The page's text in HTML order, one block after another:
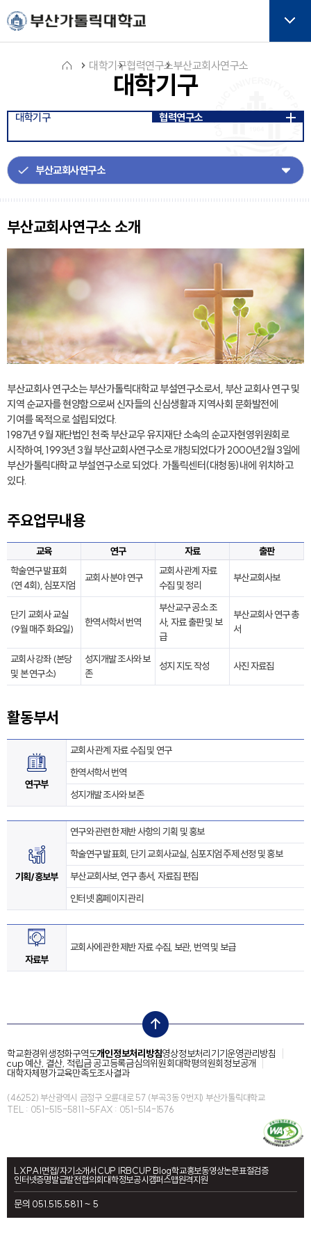
주메뉴로 가기
본문으로 가기
하단으로 가기
대학기구
이
콘
대학기구협력연구소부산교회사연구소
대학기구 협력연구소
부산교회사연구소 소개
부산교회사 연구소는 부산가톨릭대학교 부설연구소로서, 부산 교회사 연구 및
지역 순교자를 현양함으로써 신자들의 신심생활과 지역사회 문화발전에
기여를 목적으로 설립되었다.
1987년 9월 재단법인 천죽 부산교우 유지재단 소속의 순교자현영위원회로
시작하여, 1993년 3월 부산교회사연구소로 개칭되었다가 2000년2월 3일에
부산가톨릭대학교 부설연구소로 되었다. 가톨릭센터(대청동)내에 위치하고
있다.
주요업무내용
교육 연구 자료
출판
학술연구 발표회
(연 4회), 심포지엄
교회사 분야 연구
교회사 관계 자료
수집 및 정리
부산교회사보
단기 교회사 교실
(9월 매주 화요일)
한역서학서 번역
부산교구 공소 조
사, 자료 출판 및 보
급
부산교회사 연구 총
서
교회사 강좌 (본당
및 본 연구소)
성지개발 조사와 보
존
성지 지도 작성 사진 자료집
활동부서
연구부
교회사 관계 자료 수집 및 연구
한역서학서 번역
성지개발 조사와 보존
기획/홍보부
연구와 관련한 제반 사항의 기획 및 홍보
학술연구 발표회, 단기 교회사교실, 심포지엄 주제 선정 및 홍보
부산교회사보, 연구 총서, 자료집 편집
인터넷 홈페이지 관리
자료부
교회사에 관한 제반 자료 수집, 보관, 번역 및 보급
top
학교환경위생정화구역도개인정보처리방침영상정보처리기기운영관리방침
cup 예산, 결산, 적립금 공고등록금심의위원회대학평의원회정보공개
대학자체평가교육만족도조사결과
(46252) 부산광역시 금정구 오륜대로 57 (부곡3동 9번지) 부산가톨릭대학교
TEL : 051-515-5811~5FAX : 051-514-1576
LXPAI면접/자기소개서CUP IRBCUP Blog학교홍보동영상논문표절검증
인터넷증명발급발전협의회대학정보공시캠퍼스맵원격지원
문의 051.515.5811 ~ 5